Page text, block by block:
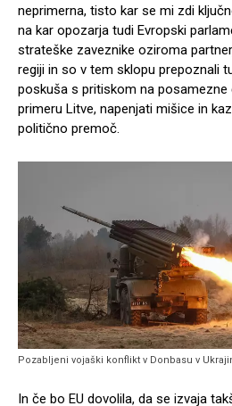
neprimerna, tisto kar se mi zdi
na kar opozarja tudi Evropski
strateške zaveznike oziroma
regiji in so v tem sklopu prepoznali
poskuša s pritiskom na posamezne
primeru Litve, napenjati mišice in
politično premoč.
Pozabljeni vojaški konflikt v Donbasu v
In če bo EU dovolila, da se izvaja